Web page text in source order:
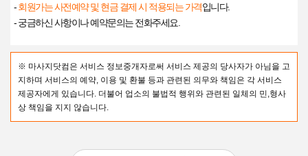
-회원가는 사전예약 및 현금 결제 시 적용되는 가격입니다.
- 궁금하신 사항이나 예약문의는 전화주세요.
※ 마사지닷컴은 서비스 정보중개자로써 서비스 제공의 당사자가 아님을 고
지하며 서비스의 예약, 이용 및 환불 등과 관련된 의무와 책임은 각 서비스
제공자에게 있습니다. 더불어 업소의 불법적 행위와 관련된 일체의 민,형사
상 책임을 지지 않습니다.